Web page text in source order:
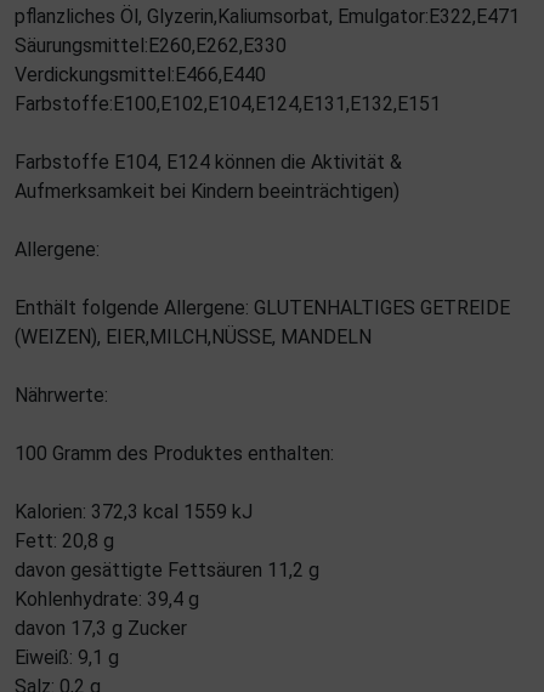
pflanzliches Öl, Glyzerin,Kaliumsorbat, Emulgator:E322,E471
Säurungsmittel:E260,E262,E330
Verdickungsmittel:E466,E440
Farbstoffe:E100,E102,E104,E124,E131,E132,E151
Farbstoffe E104, E124 können die Aktivität &
Aufmerksamkeit bei Kindern beeinträchtigen)
Allergene:
Enthält folgende Allergene: GLUTENHALTIGES GETREIDE
(WEIZEN), EIER,MILCH,NÜSSE, MANDELN
Nährwerte:
100 Gramm des Produktes enthalten:
Kalorien: 372,3 kcal 1559 kJ
Fett: 20,8 g
davon gesättigte Fettsäuren 11,2 g
Kohlenhydrate: 39,4 g
davon 17,3 g Zucker
Eiweiß: 9,1 g
Salz: 0,2 g